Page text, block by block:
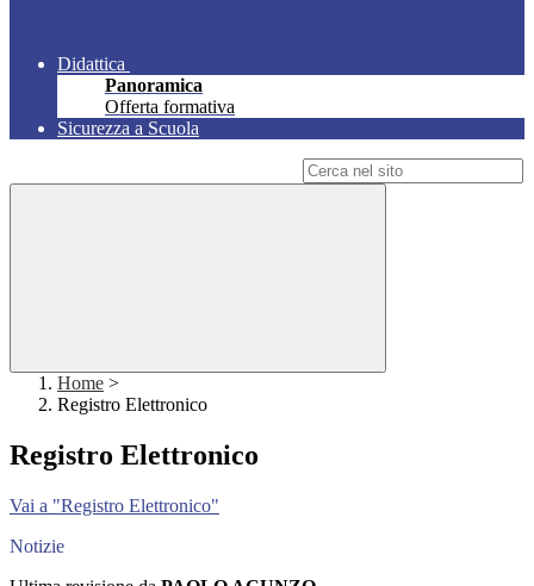
Didattica
Panoramica
Offerta formativa
Sicurezza a Scuola
Home >
Registro Elettronico
Registro Elettronico
Vai a "Registro Elettronico"
Notizie